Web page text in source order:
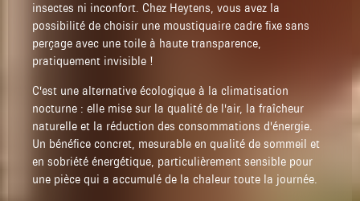
insectes ni inconfort. Chez Heytens, vous avez la
possibilité de choisir une moustiquaire cadre fixe sans
perçage avec une toile à haute transparence,
pratiquement invisible !
C'est une alternative écologique à la climatisation
nocturne : elle mise sur la qualité de l'air, la fraîcheur
naturelle et la réduction des consommations d'énergie.
Un bénéfice concret, mesurable en qualité de sommeil et
en sobriété énergétique, particulièrement sensible pour
une pièce qui a accumulé de la chaleur toute la journée.